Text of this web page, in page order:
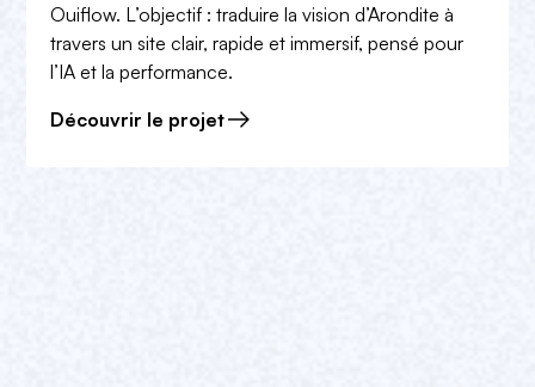
Ouiflow. L’objectif : traduire la vision d’Arondite à
travers un site clair, rapide et immersif, pensé pour
l’IA et la performance.
Découvrir le projet